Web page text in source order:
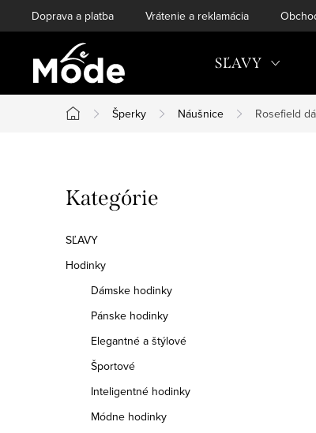
na
Doprava a platba Vrátenie a reklamácia
SĽAVY
Domov
Šperky Náušnice Rosefield
o
č
n
Preskočiť
kategórie
Kategórie
SĽAVY
Hodinky
Dámske hodinky
Pánske hodinky
Elegantné a štýlové
Športové
Inteligentné hodinky
Módne hodinky